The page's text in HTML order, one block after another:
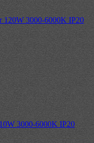
120W 3000-6000K IP20
3000-6000K IP20